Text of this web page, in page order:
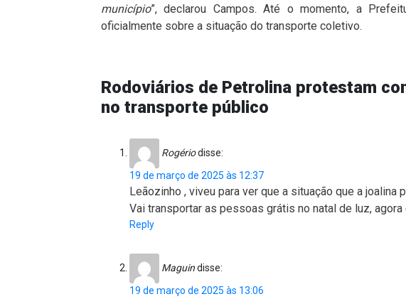
município”, declarou Campos. Até o momento, a
oficialmente sobre a situação do transporte coletivo.
Rodoviários de Petrolina protestam
no transporte público
Rogériodisse:
19 de março de 2025 às 12:37
Leãozinho , viveu para ver que a situação que a joalina
Vai transportar as pessoas grátis no natal de luz,
Reply
Maguindisse:
19 de março de 2025 às 13:06